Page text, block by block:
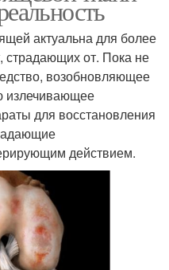
актуальна для более
страдающих от. Пока не
возобновляющее
излечивающее
для восстановления
действием.